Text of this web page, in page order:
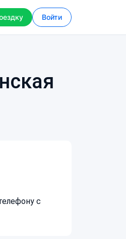
Войти
с